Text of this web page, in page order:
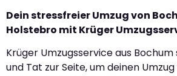
Dein stressfreier Umzug von
Holstebro mit Krüger
Krüger Umzugsservice aus
und Tat zur Seite, um deinen